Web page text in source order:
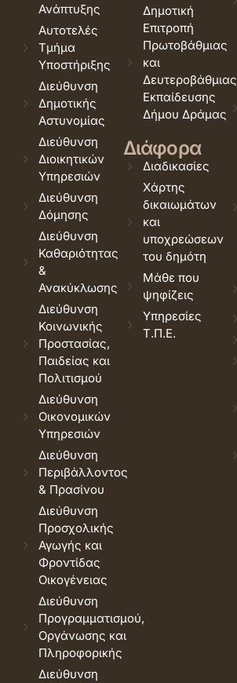
Ανάπτυξης
Αυτοτελές
Τμήμα
Υποστήριξης
Διεύθυνση
Δημοτικής
Αστυνομίας
Διεύθυνση
Διοικητικών
Υπηρεσιών
Διεύθυνση
Δόμησης
Διεύθυνση
Καθαριότητας
&
Ανακύκλωσης
Διεύθυνση
Κοινωνικής
Προστασίας,
Παιδείας και
Πολιτισμού
Διεύθυνση
Οικονομικών
Υπηρεσιών
Διεύθυνση
Περιβάλλοντος
& Πρασίνου
Διεύθυνση
Προσχολικής
Αγωγής και
Φροντίδας
Οικογένειας
Διεύθυνση
Προγραμματισμού,
Οργάνωσης και
Πληροφορικής
Διεύθυνση
Δημοτική
Επιτροπή
Πρωτοβάθμιας
και
Δευτεροβάθμιας
Εκπαίδευσης
Δήμου Δράμας
Διάφορα
Διαδικασίες
Χάρτης
δικαιωμάτων
και
υποχρεώσεων
του δημότη
Μάθε που
ψηφίζεις
Υπηρεσίες
Τ.Π.Ε.